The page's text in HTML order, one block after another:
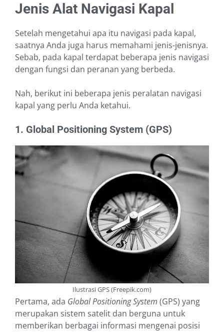
Jenis Alat Navigasi Kapal
Setelah mengetahui apa itu navigasi pada kapal,
saatnya Anda juga harus memahami jenis-jenisnya.
Sebab, pada kapal terdapat beberapa jenis navigasi
dengan fungsi dan peranan yang berbeda.
Nah, berikut ini beberapa jenis peralatan navigasi
kapal yang perlu Anda ketahui.
1. Global Positioning System (GPS)
Ilustrasi GPS (Freepik.com)
Pertama, ada Global Positioning System (GPS) yang
merupakan sistem satelit dan berguna untuk
memberikan berbagai informasi mengenai posisi